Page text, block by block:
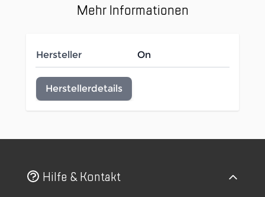
Mehr Informationen
Hersteller On
Herstellerdetails
Hilfe & Kontakt